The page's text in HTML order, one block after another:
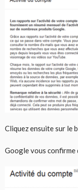
Cliquez ensuite sur le
Google vous confirme